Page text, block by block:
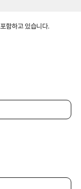
함하고 있습니다.